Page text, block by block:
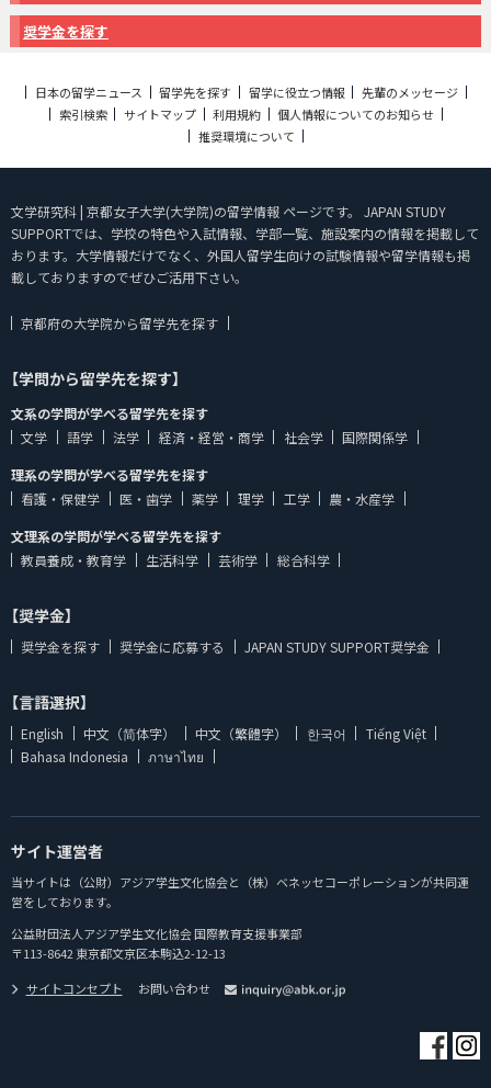
奨学金を探す
日本の留学ニュース 留学先を探す 留学に役立つ情報
先輩のメッセージ
索引検索
サイトマップ 利用規約
個人情報についてのお知らせ
推奨環境について
文学研究科 | 京都女子大学(大学院)の留学情報 ページです。 JAPAN STUDY
SUPPORTでは、学校の特色や入試情報、学部一覧、施設案内の情報を掲載して
おります。大学情報だけでなく、外国人留学生向けの試験情報や留学情報も掲
載しておりますのでぜひご活用下さい。
京都府の大学院から留学先を探す
【学問から留学先を探す】
文系の学問が学べる留学先を探す
文学
語学 法学 経済・経営・商学 社会学
国際関係学
理系の学問が学べる留学先を探す
看護・保健学
医・歯学 薬学 理学 工学
農・水産学
文理系の学問が学べる留学先を探す
教員養成・教育学
生活科学 芸術学 総合科学
【奨学金】
奨学金を探す 奨学金に応募する JAPAN STUDY SUPPORT奨学金
【言語選択】
English 中文（简体字） 中文（繁體字） 한국어
Tiếng Việt
Bahasa Indonesia
ภาษาไทย
サイト運営者
当サイトは（公財）アジア学生文化協会と（株）ベネッセコーポレーションが共同運
営をしております。
公益財団法人アジア学生文化協会 国際教育支援事業部
〒113-8642 東京都文京区本駒込2-12-13
サイトコンセプト
お問い合わせ